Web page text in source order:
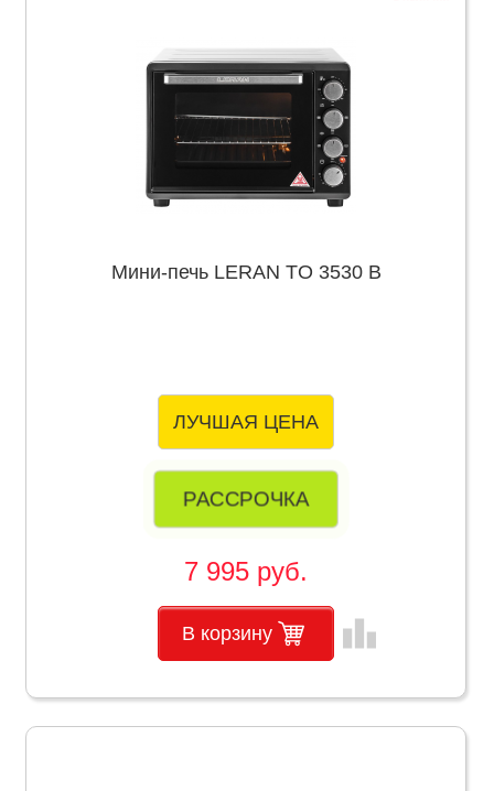
Мини-печь LERAN TO 3530 B
ЛУЧШАЯ ЦЕНА
РАССРОЧКА
7 995 руб.
В корзину leaderboard